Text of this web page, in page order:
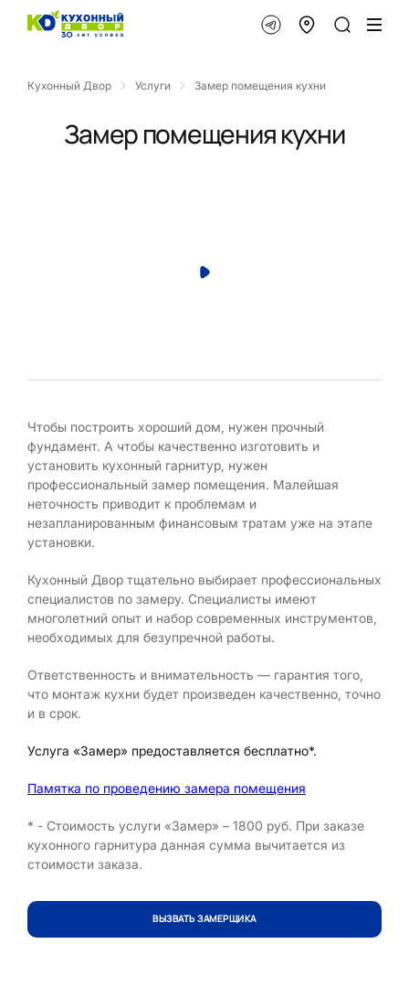
Кухонный Двор Услуги Замер помещения кухни
Замер помещения кухни
Чтобы построить хороший дом, нужен прочный
фундамент. А чтобы качественно изготовить и
установить кухонный гарнитур, нужен
профессиональный замер помещения. Малейшая
неточность приводит к проблемам и
незапланированным финансовым тратам уже на этапе
установки.
Кухонный Двор тщательно выбирает профессиональных
специалистов по замеру. Специалисты имеют
многолетний опыт и набор современных инструментов,
необходимых для безупречной работы.
Ответственность и внимательность — гарантия того,
что монтаж кухни будет произведен качественно, точно
и в срок.
Услуга «Замер» предоставляется бесплатно*.
Памятка по проведению замера помещения
* - Стоимость услуги «Замер» – 1800 руб. При заказе
кухонного гарнитура данная сумма вычитается из
стоимости заказа.
ВЫЗВАТЬ ЗАМЕРЩИКА